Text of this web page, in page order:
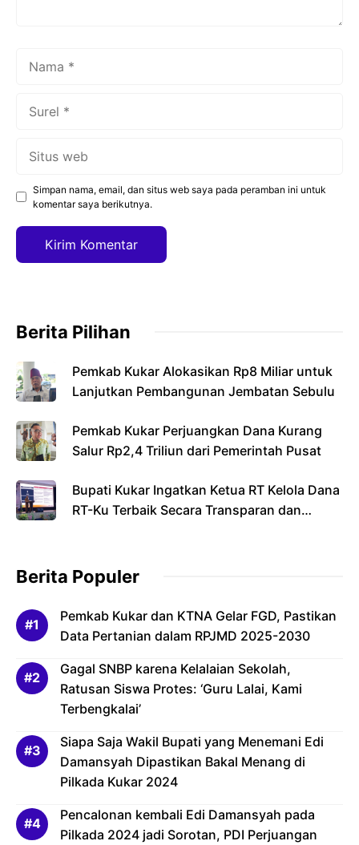
Simpan nama, email, dan situs web saya pada peramban ini untuk
komentar saya berikutnya.
Berita Pilihan
Pemkab Kukar Alokasikan Rp8 Miliar untuk
Lanjutkan Pembangunan Jembatan Sebulu
Pemkab Kukar Perjuangkan Dana Kurang
Salur Rp2,4 Triliun dari Pemerintah Pusat
Bupati Kukar Ingatkan Ketua RT Kelola Dana
RT-Ku Terbaik Secara Transparan dan
Berita Populer
Pemkab Kukar dan KTNA Gelar FGD, Pastikan
Data Pertanian dalam RPJMD 2025-2030
Gagal SNBP karena Kelalaian Sekolah,
Ratusan Siswa Protes: ‘Guru Lalai, Kami
Terbengkalai’
Siapa Saja Wakil Bupati yang Menemani Edi
Damansyah Dipastikan Bakal Menang di
Pilkada Kukar 2024
Pencalonan kembali Edi Damansyah pada
Pilkada 2024 jadi Sorotan, PDI Perjuangan